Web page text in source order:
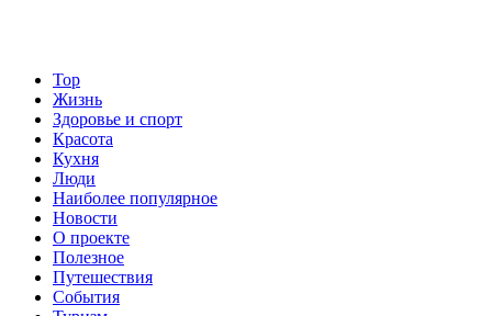
Top
Жизнь
Здоровье и спорт
Красота
Кухня
Люди
Наиболее популярное
Новости
О проекте
Полезное
Путешествия
События